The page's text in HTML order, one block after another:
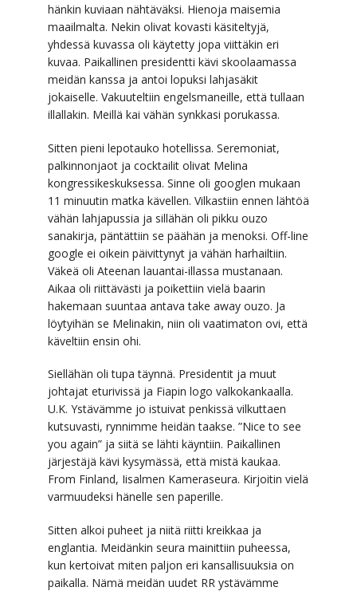
hänkin kuviaan nähtäväksi. Hienoja maisemia
maailmalta. Nekin olivat kovasti käsiteltyjä,
yhdessä kuvassa oli käytetty jopa viittäkin eri
kuvaa. Paikallinen presidentti kävi skoolaamassa
meidän kanssa ja antoi lopuksi lahjasäkit
jokaiselle. Vakuuteltiin engelsmaneille, että tullaan
illallakin. Meillä kai vähän synkkasi porukassa.
Sitten pieni lepotauko hotellissa. Seremoniat,
palkinnonjaot ja cocktailit olivat Melina
kongressikeskuksessa. Sinne oli googlen mukaan
11 minuutin matka kävellen. Vilkastiin ennen lähtöä
vähän lahjapussia ja sillähän oli pikku ouzo
sanakirja, päntättiin se päähän ja menoksi. Off-line
google ei oikein päivittynyt ja vähän harhailtiin.
Väkeä oli Ateenan lauantai-illassa mustanaan.
Aikaa oli riittävästi ja poikettiin vielä baarin
hakemaan suuntaa antava take away ouzo. Ja
löytyihän se Melinakin, niin oli vaatimaton ovi, että
käveltiin ensin ohi.
Siellähän oli tupa täynnä. Presidentit ja muut
johtajat eturivissä ja Fiapin logo valkokankaalla.
U.K. Ystävämme jo istuivat penkissä vilkuttaen
kutsuvasti, rynnimme heidän taakse. ”Nice to see
you again” ja siitä se lähti käyntiin. Paikallinen
järjestäjä kävi kysymässä, että mistä kaukaa.
From Finland, Iisalmen Kameraseura. Kirjoitin vielä
varmuudeksi hänelle sen paperille.
Sitten alkoi puheet ja niitä riitti kreikkaa ja
englantia. Meidänkin seura mainittiin puheessa,
kun kertoivat miten paljon eri kansallisuuksia on
paikalla. Nämä meidän uudet RR ystävämme